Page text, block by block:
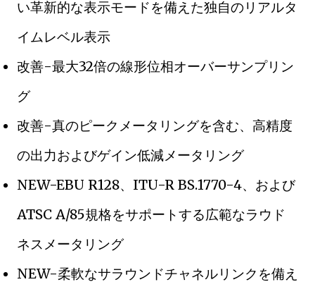
い革新的な表示モードを備えた独自のリアルタ
イムレベル表示
改善-最大32倍の線形位相オーバーサンプリン
グ
改善-真のピークメータリングを含む、高精度
の出力およびゲイン低減メータリング
NEW-EBU R128、ITU-R BS.1770-4、および
ATSC A/85規格をサポートする広範なラウド
ネスメータリング
NEW-柔軟なサラウンドチャネルリンクを備え